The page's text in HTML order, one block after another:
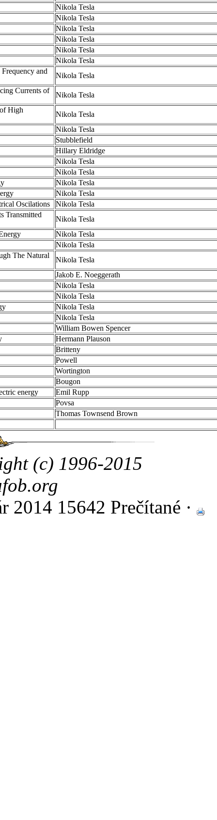
Nikola Tesla
Nikola Tesla
Nikola Tesla
Nikola Tesla
Nikola Tesla
Nikola Tesla
and
Nikola Tesla
Currents of
Nikola Tesla
High
Nikola Tesla
Nikola Tesla
Stubblefield
Hillary Eldridge
Nikola Tesla
Nikola Tesla
Nikola Tesla
Nikola Tesla
Oscilations
Nikola Tesla
Transmitted
Nikola Tesla
Nikola Tesla
Nikola Tesla
The Natural
Nikola Tesla
Jakob E. Noeggerath
Nikola Tesla
Nikola Tesla
Nikola Tesla
Nikola Tesla
William Bowen Spencer
Hermann Plauson
Britteny
Powell
Wortington
Bougon
energy
Emil Rupp
Povsa
Thomas Townsend Brown
(c) 1996-2015
2014 15642 Prečítané ·